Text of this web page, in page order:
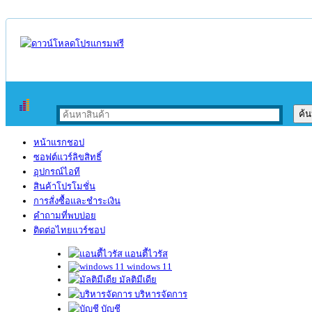
หน้าแรกชอป
ซอฟต์แวร์ลิขสิทธิ์
อุปกรณ์ไอที
สินค้าโปรโมชั่น
การสั่งซื้อและชำระเงิน
คำถามที่พบบ่อย
ติดต่อไทยแวร์ชอป
แอนตี้ไวรัส
windows 11
มัลติมีเดีย
บริหารจัดการ
บัญชี